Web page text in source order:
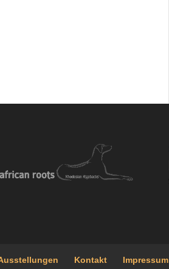
Kontakt Impressum